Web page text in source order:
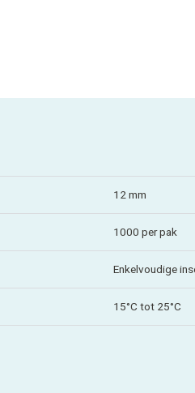
12 mm
1000 per pak
Enkelvoudige
15°C tot 25°C